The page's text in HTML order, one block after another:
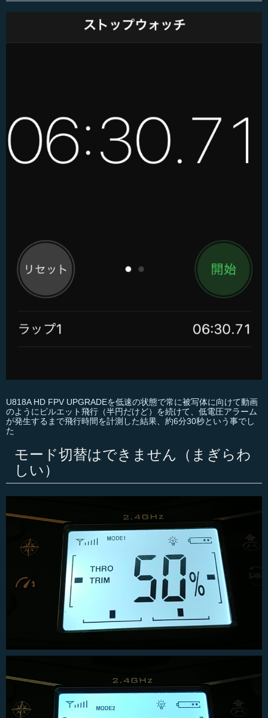
U818A HD FPV UPGRADEを低速の状態で常に被写体に向けて動画
のようにピルエット飛行（半円だけど）を続けて、低電圧アラーム
が発生するまで飛行時間を計測した結果、約6分30秒という事でし
た
モード切替はできません（まぎらわ
しい）